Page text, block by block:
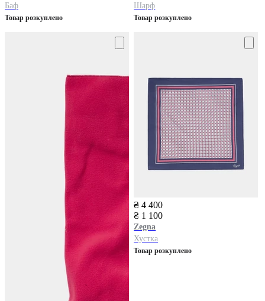
Баф
Товар розкуплено
Шарф
Товар розкуплено
₴ 4 400
₴ 1 100
Zegna
Хустка
Товар розкуплено